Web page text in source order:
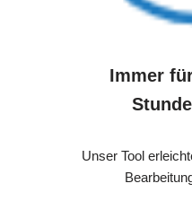
Immer
Unser Tool